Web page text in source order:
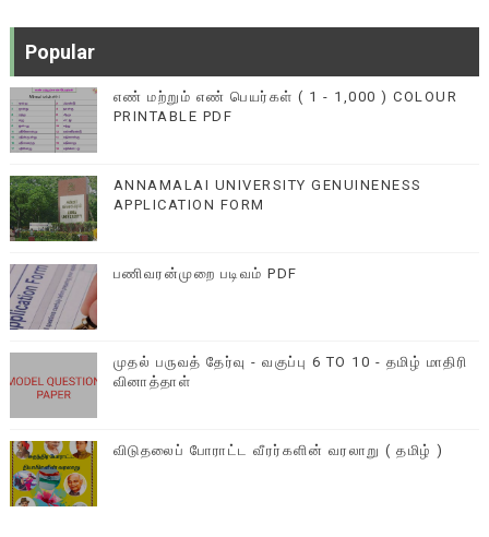
Popular
எண் மற்றும் எண் பெயர்கள் ( 1 - 1,000 ) COLOUR
PRINTABLE PDF
ANNAMALAI UNIVERSITY GENUINENESS
APPLICATION FORM
பணிவரன்முறை படிவம் PDF
முதல் பருவத் தேர்வு - வகுப்பு 6 TO 10 - தமிழ் மாதிரி
வினாத்தாள்
விடுதலைப் போராட்ட வீரர்களின் வரலாறு ( தமிழ் )